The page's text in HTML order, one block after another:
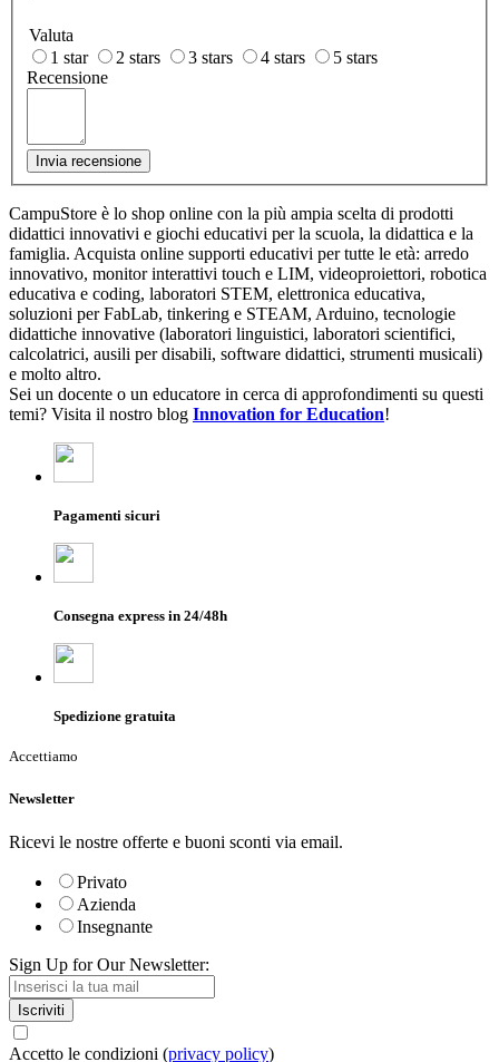
Valuta
1 star
2 stars 3 stars 4 stars
5 stars
Recensione
Invia recensione
CampuStore è lo shop online con la più ampia scelta di prodotti
didattici innovativi e giochi educativi per la scuola, la didattica e la
famiglia. Acquista online supporti educativi per tutte le età: arredo
innovativo, monitor interattivi touch e LIM, videoproiettori, robotica
educativa e coding, laboratori STEM, elettronica educativa,
soluzioni per FabLab, tinkering e STEAM, Arduino, tecnologie
didattiche innovative (laboratori linguistici, laboratori scientifici,
calcolatrici, ausili per disabili, software didattici, strumenti musicali)
e molto altro.
Sei un docente o un educatore in cerca di approfondimenti su questi
temi? Visita il nostro blog Innovation for Education!
Pagamenti sicuri
Consegna express in 24/48h
Spedizione gratuita
Accettiamo
Newsletter
Ricevi le nostre offerte e buoni sconti via email.
Privato
Azienda
Insegnante
Sign Up for Our Newsletter:
Iscriviti
Accetto le condizioni (privacy policy)